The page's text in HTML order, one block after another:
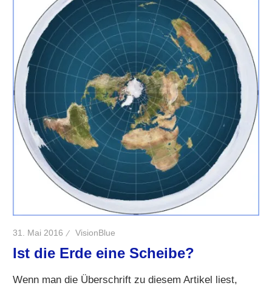
31. Mai 2016 VisionBlue
Ist die Erde eine Scheibe?
Wenn man die Überschrift zu diesem Artikel liest,